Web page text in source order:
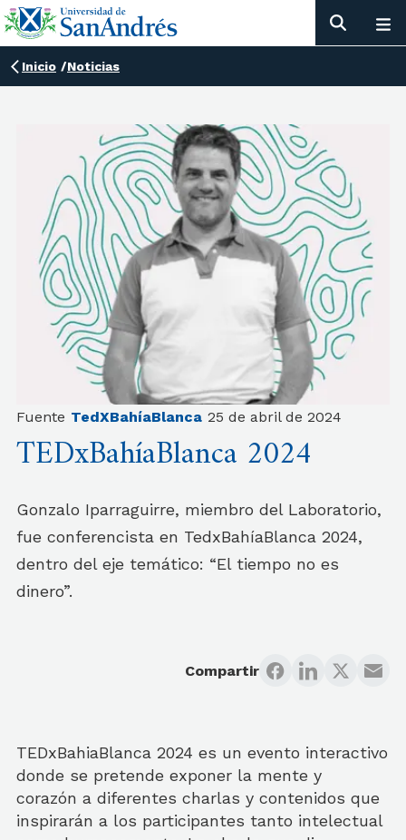
Inicio /Noticias
Fuente TedXBahíaBlanca 25 de abril de 2024
TEDxBahíaBlanca 2024
Gonzalo Iparraguirre, miembro del Laboratorio,
fue conferencista en TedxBahíaBlanca 2024,
dentro del eje temático: “El tiempo no es
dinero”.
Compartir
TEDxBahiaBlanca 2024 es un evento interactivo
donde se pretende exponer la mente y
corazón a diferentes charlas y contenidos que
inspirarán a los participantes tanto intelectual